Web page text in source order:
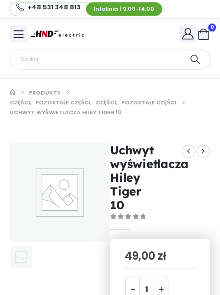
+48 531 348 813 Infolinia | 9:00-14:00
0
PRODUKTY
CZĘŚCI, POZOSTAŁE CZĘŚCI, CZĘŚCI, POZOSTAŁE CZĘŚCI
UCHWYT WYŚWIETLACZA HILEY TIGER 10
Uchwyt
wyświetlacza
Hiley
Tiger
10
49,00 zł